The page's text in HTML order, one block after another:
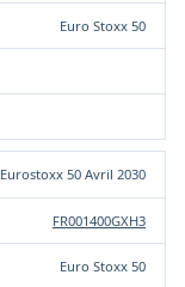
Euro Stoxx 50
50 Avril 2030
FR001400GXH3
Euro Stoxx 50